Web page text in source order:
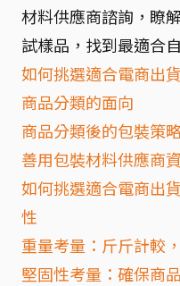
材料供應商諮詢，瞭
試樣品，找到最適合
如何挑選適合電商出
商品分類的面向
商品分類後的包裝策
善用包裝材料供應商
如何挑選適合電商出
性
重量考量：斤斤計較
堅固性考量：確保商